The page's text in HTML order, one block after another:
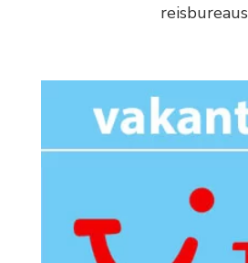
reisbureaus